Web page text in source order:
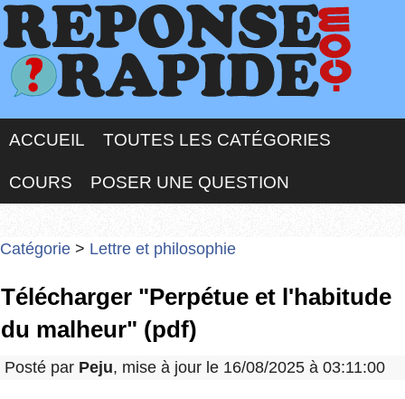
ACCUEIL TOUTES LES CATÉGORIES
COURS POSER UNE QUESTION
Catégorie > Lettre et philosophie
Télécharger "Perpétue et l'habitude
du malheur" (pdf)
Posté par Peju, mise à jour le 16/08/2025 à 03:11:00